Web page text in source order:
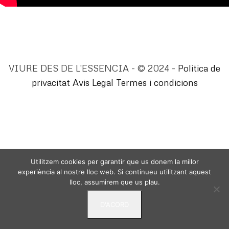
VIURE DES DE L'ESSENCIA - © 2024 - Politica de
privacitat Avis Legal Termes i condicions
Utilitzem cookies per garantir que us donem la millor
experiència al nostre lloc web. Si continueu utilitzant aquest
lloc, assumirem que us plau.